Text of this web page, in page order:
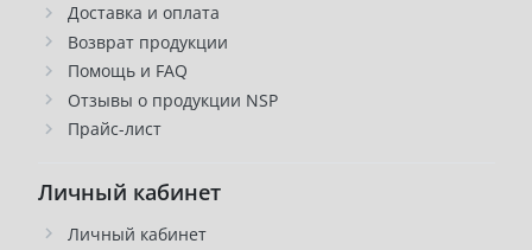
Доставка и оплата
Возврат продукции
Помощь и FAQ
Отзывы о продукции NSP
Прайс-лист
Личный кабинет
Личный кабинет